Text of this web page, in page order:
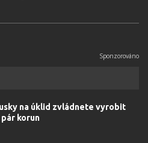
na úklid zvládnete vyrobit
pár korun